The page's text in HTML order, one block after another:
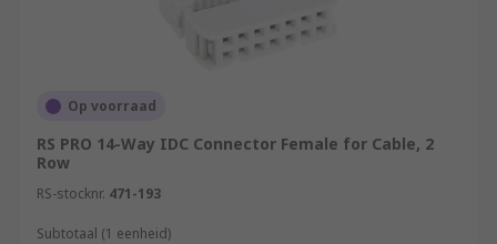
Op voorraad
RS PRO 14-Way IDC Connector Female for Cable, 2
Row
RS-stocknr. 471-193
Subtotaal (1 eenheid)